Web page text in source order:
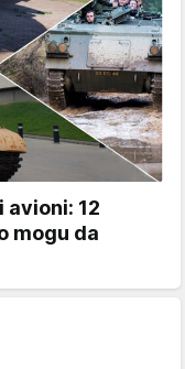
avioni: 12
mogu da